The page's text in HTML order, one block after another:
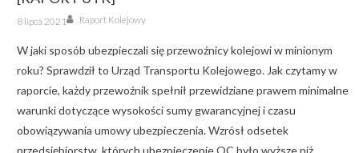
Posted
on
8 lipca 2021 Author
Raport Kolejowy
W jaki sposób ubezpieczali się przewoźnicy kolejowi w minionym
roku? Sprawdził to Urząd Transportu Kolejowego. Jak czytamy w
raporcie, każdy przewoźnik spełnił przewidziane prawem minimalne
warunki dotyczące wysokości sumy gwarancyjnej i czasu
obowiązywania umowy ubezpieczenia. Wzrósł odsetek
przedsiębiorstw, których ubezpieczenie OC było wyższe niż